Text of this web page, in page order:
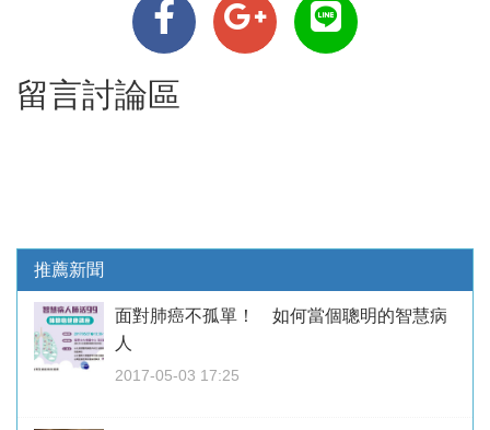
留言討論區
推薦新聞
面對肺癌不孤單！ 如何當個聰明的智慧病
人
2017-05-03 17:25